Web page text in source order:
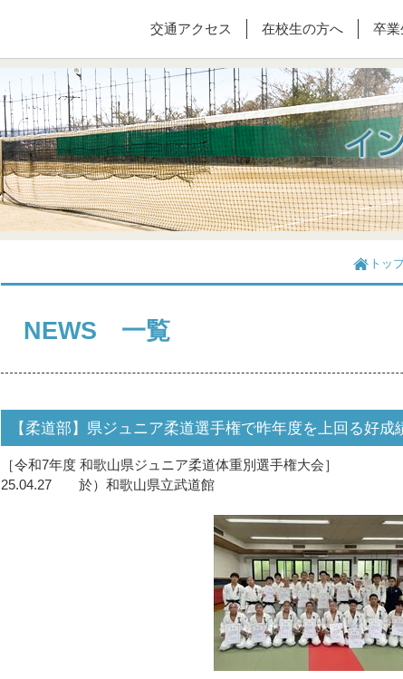
交通アクセス 在校生の方へ 卒業
トッ
NEWS 一覧
【柔道部】県ジュニア柔道選手権で昨年度を上回る好成
［令和7年度 和歌山県ジュニア柔道体重別選手権大会］
25.04.27 於）和歌山県立武道館